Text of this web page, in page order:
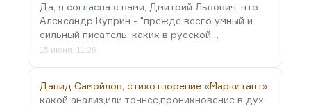
Да, я согласна с вами, Дмитрий Львович, что
Александр Куприн - "прежде всего умный и
сильный писатель, каких в русской…
15 июня, 11:29
Давид Самойлов, стихотворение «Маркитант»
какой анализ,или точнее,проникновение в дух